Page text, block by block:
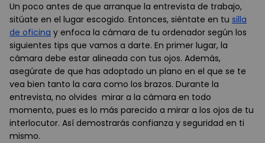
Un poco antes de que arranque la entrevista de trabajo,
sitúate en el lugar escogido. Entonces, siéntate en tu silla
de oficina y enfoca la cámara de tu ordenador según los
siguientes tips que vamos a darte. En primer lugar, la
cámara debe estar alineada con tus ojos. Además,
asegúrate de que has adoptado un plano en el que se te
vea bien tanto la cara como los brazos. Durante la
entrevista, no olvides mirar a la cámara en todo
momento, pues es lo más parecido a mirar a los ojos de tu
interlocutor. Así demostrarás confianza y seguridad en ti
mismo.